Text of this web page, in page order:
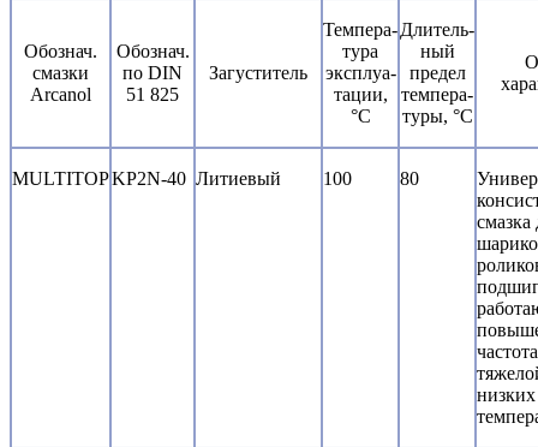
Обознач.
смазки
Arcanol
Обознач.
по DIN
51 825
Загуститель
Темпера-
тура
эксплуа-
тации,
°С
Длитель-
ный
предел
темпера-
туры, °С
MULTITOPKP2N-40 Литиевый 100 80
смазка